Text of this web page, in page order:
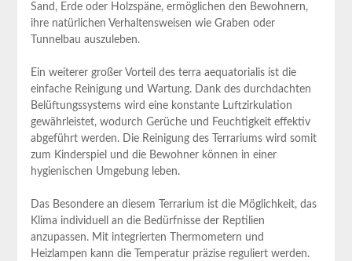
Sand, Erde oder Holzspäne, ermöglichen den Bewohnern,
ihre natürlichen Verhaltensweisen wie Graben oder
Tunnelbau auszuleben.
Ein weiterer großer Vorteil des terra aequatorialis ist die
einfache Reinigung und Wartung. Dank des durchdachten
Belüftungssystems wird eine konstante Luftzirkulation
gewährleistet, wodurch Gerüche und Feuchtigkeit effektiv
abgeführt werden. Die Reinigung des Terrariums wird somit
zum Kinderspiel und die Bewohner können in einer
hygienischen Umgebung leben.
Das Besondere an diesem Terrarium ist die Möglichkeit, das
Klima individuell an die Bedürfnisse der Reptilien
anzupassen. Mit integrierten Thermometern und
Heizlampen kann die Temperatur präzise reguliert werden.